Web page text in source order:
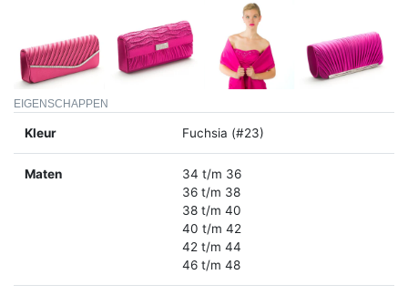
EIGENSCHAPPEN
Kleur Fuchsia (#23)
Maten
34 t/m 36
36 t/m 38
38 t/m 40
40 t/m 42
42 t/m 44
46 t/m 48